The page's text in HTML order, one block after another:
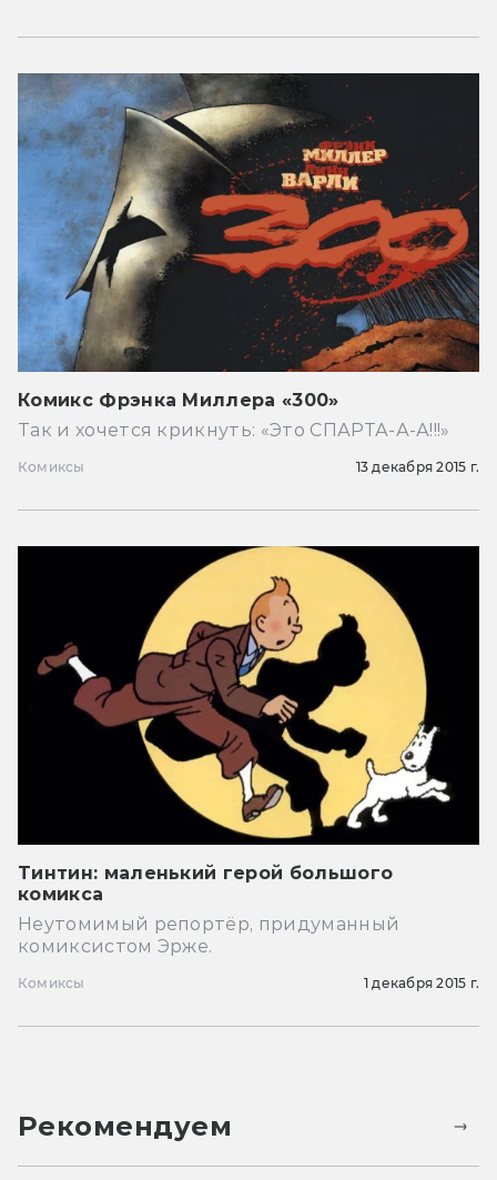
Комикс Фрэнка Миллера «300»
Так и хочется крикнуть: «Это СПАРТА-А-А!!!»
Комиксы 13 декабря 2015 г.
Тинтин: маленький герой большого
комикса
Неутомимый репортёр, придуманный
комиксистом Эрже.
Комиксы 1 декабря 2015 г.
Рекомендуем